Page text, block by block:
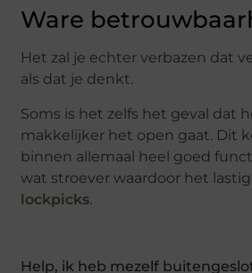
Ware
Het zal je echter verbazen dat
als dat je denkt.
Soms is het zelfs het geval dat
makkelijker het open gaat. Dit
binnen allemaal heel goed
wat stroever waardoor het
lockpicks.
Help, ik heb mezelf